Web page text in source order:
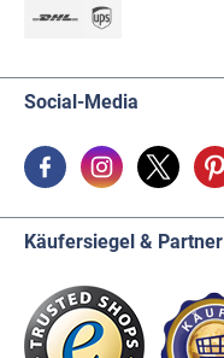
Social-Media
Käufersiegel & Partner